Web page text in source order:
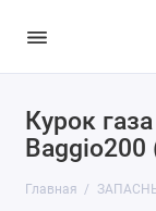
Курок
Baggio200
Главная